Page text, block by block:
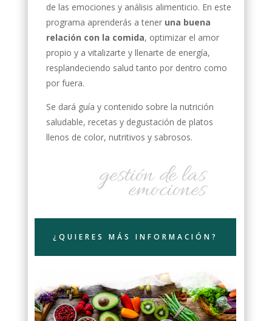
de las emociones y análisis alimenticio. En este
programa aprenderás a tener una buena
relación con la comida, optimizar el amor
propio y a vitalizarte y llenarte de energía,
resplandeciendo salud tanto por dentro como
por fuera.
Se dará guía y contenido sobre la nutrición
saludable, recetas y degustación de platos
llenos de color, nutritivos y sabrosos.
gestión de las
emociones
¿QUIERES MÁS INFORMACIÓN?